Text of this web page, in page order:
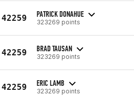
42259 PATRICK DONAHUE
323269 points
42259 BRAD TAUSAN
323269 points
42259 ERIC LAMB
323269 points